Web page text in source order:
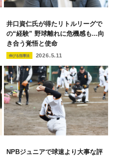
井口資仁氏が得たリトルリーグで
の“経験” 野球離れに危機感も...向
き合う覚悟と使命
伸びる指導法 2026.5.11
NPBジュニアで球速より大事な評